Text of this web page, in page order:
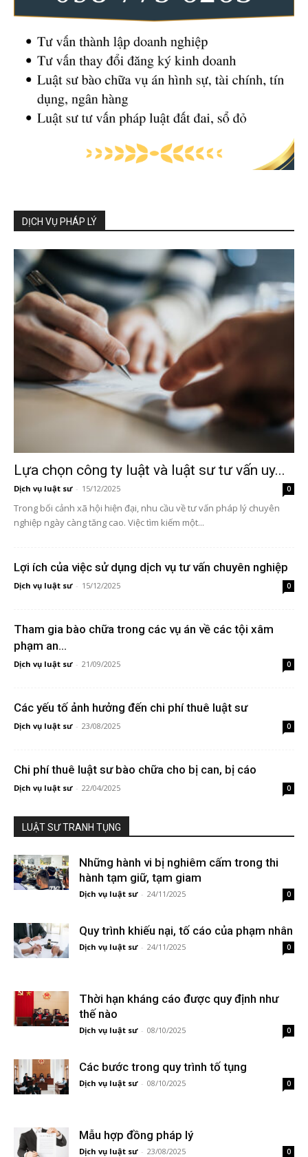
DỊCH VỤ PHÁP LÝ
Lựa chọn công ty luật và luật sư tư vấn uy...
Dịch vụ luật sư - 15/12/2025 0
Trong bối cảnh xã hội hiện đại, nhu cầu về tư vấn pháp lý chuyên
nghiệp ngày càng tăng cao. Việc tìm kiếm một...
Lợi ích của việc sử dụng dịch vụ tư vấn chuyên nghiệp
Dịch vụ luật sư - 15/12/2025 0
Tham gia bào chữa trong các vụ án về các tội xâm
phạm an...
Dịch vụ luật sư - 21/09/2025 0
Các yếu tố ảnh hưởng đến chi phí thuê luật sư
Dịch vụ luật sư - 23/08/2025 0
Chi phí thuê luật sư bào chữa cho bị can, bị cáo
Dịch vụ luật sư - 22/04/2025 0
LUẬT SƯ TRANH TỤNG
Những hành vi bị nghiêm cấm trong thi
hành tạm giữ, tạm giam
Dịch vụ luật sư - 24/11/2025 0
Quy trình khiếu nại, tố cáo của phạm nhân
Dịch vụ luật sư - 24/11/2025 0
Thời hạn kháng cáo được quy định như
thế nào
Dịch vụ luật sư - 08/10/2025 0
Các bước trong quy trình tố tụng
Dịch vụ luật sư - 08/10/2025 0
Mẫu hợp đồng pháp lý
Dịch vụ luật sư - 23/08/2025 0